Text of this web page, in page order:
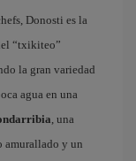
Donosti es la
“txikiteo”
la gran variedad
agua en una
, una
amurallado y un